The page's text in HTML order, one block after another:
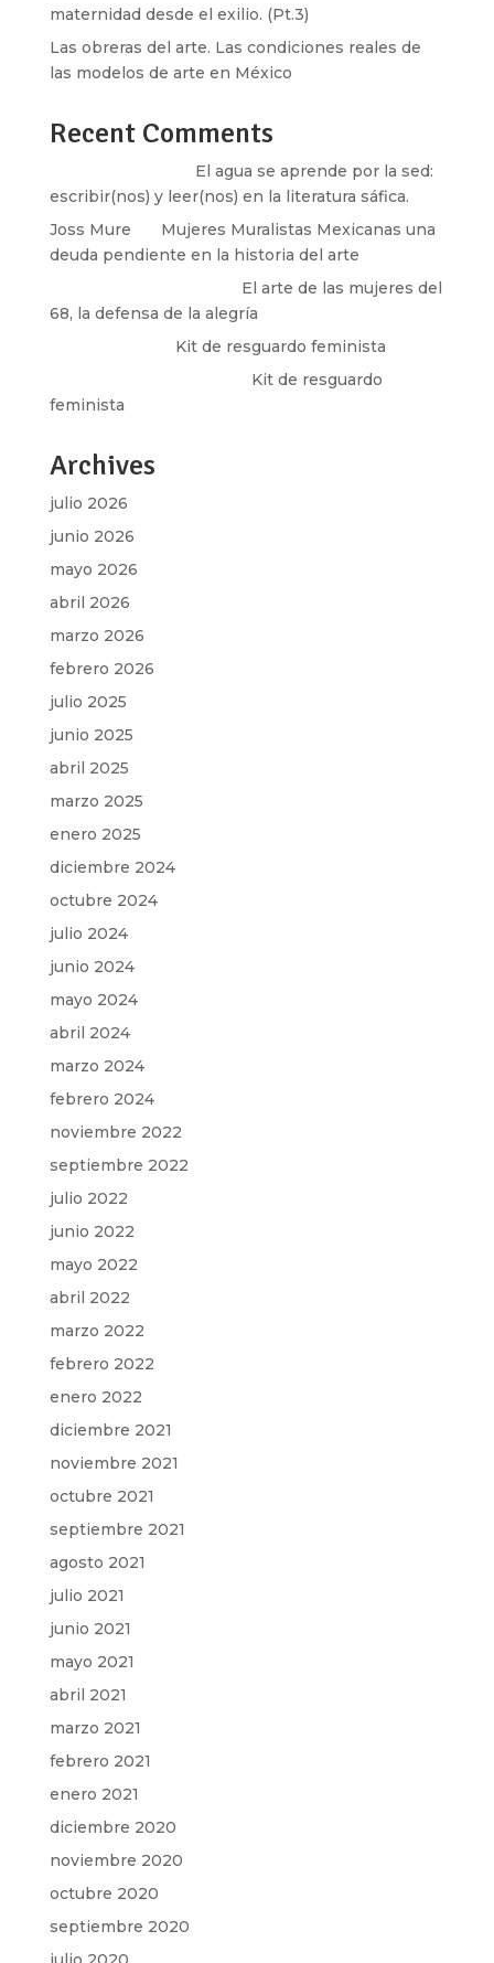
maternidad desde el exilio. (Pt.3)
Las obreras del arte. Las condiciones reales de
las modelos de arte en México
Recent Comments
El agua se aprende por la sed:
escribir(nos) y leer(nos) en la literatura sáfica.
Joss Mure
Mujeres Muralistas Mexicanas una
deuda pendiente en la historia del arte
El arte de las mujeres del
68, la defensa de la alegría
Kit de resguardo feminista
Kit de resguardo
feminista
Archives
julio 2026
junio 2026
mayo 2026
abril 2026
marzo 2026
febrero 2026
julio 2025
junio 2025
abril 2025
marzo 2025
enero 2025
diciembre 2024
octubre 2024
julio 2024
junio 2024
mayo 2024
abril 2024
marzo 2024
febrero 2024
noviembre 2022
septiembre 2022
julio 2022
junio 2022
mayo 2022
abril 2022
marzo 2022
febrero 2022
enero 2022
diciembre 2021
noviembre 2021
octubre 2021
septiembre 2021
agosto 2021
julio 2021
junio 2021
mayo 2021
abril 2021
marzo 2021
febrero 2021
enero 2021
diciembre 2020
noviembre 2020
octubre 2020
septiembre 2020